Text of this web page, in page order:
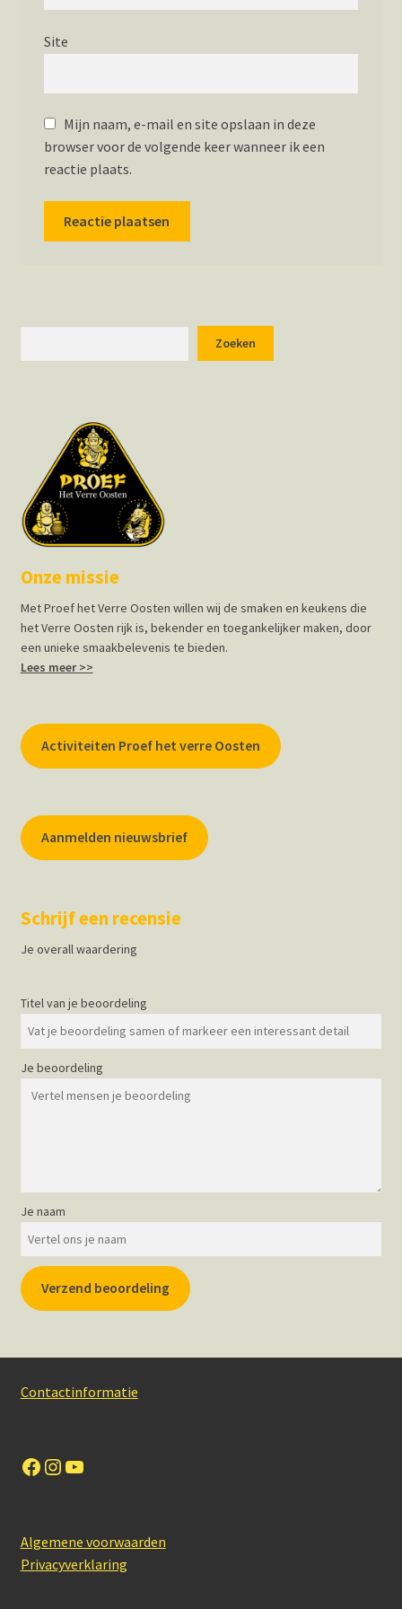
Site
Mijn naam, e-mail en site opslaan in deze
browser voor de volgende keer wanneer ik een
reactie plaats.
Zoeken
Onze missie
Met Proef het Verre Oosten willen wij de smaken en keukens die
het Verre Oosten rijk is, bekender en toegankelijker maken, door
een unieke smaakbelevenis te bieden.
Lees meer >>
Activiteiten Proef het verre Oosten
Aanmelden nieuwsbrief
Schrijf een recensie
Je overall waardering
Titel van je beoordeling
Je beoordeling
Je naam
Verzend beoordeling
Contactinformatie
Facebook
Instagram
YouTube
Algemene voorwaarden
Privacyverklaring